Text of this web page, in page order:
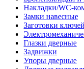
Накладки/WC-
Замки навесные
Заготовки
Глазки дверные
Задвижки
Упоры дверные